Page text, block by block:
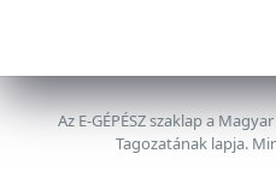
Az E-GÉPÉSZ szaklap a
Tagozatának lapja.